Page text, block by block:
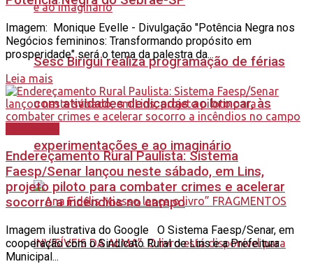
Sesc Birigui realiza programação de férias
com atividades dedicadas ao brincar, às
experimentações e ao imaginário
Imagem: Monique Evelle - Divulgação "Potência Negra nos
Negócios femininos: Transformando propósito em
prosperidade" será o tema da palestra da...
Leia mais
Endereçamento Rural Paulista: Sistema
Faesp/Senar lançou neste sábado, em Lins,
projeto piloto para combater crimes e acelerar
socorro a incêndios no campo
Imagem ilustrativa do Google O Sistema Faesp/Senar, em
cooperação com o Sindicato Rural de Lins e a Prefeitura
Municipal...